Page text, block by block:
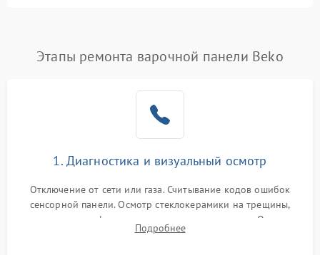
Этапы ремонта варочной панели Beko
1. Диагностика и визуальный осмотр
Отключение от сети или газа. Считывание кодов ошибок
сенсорной панели. Осмотр стеклокерамики на трещины,
проверка конфорок на равномерность нагрева. Опрос
клиента о симптомах (не включается, не видит посуду,
Подробнее